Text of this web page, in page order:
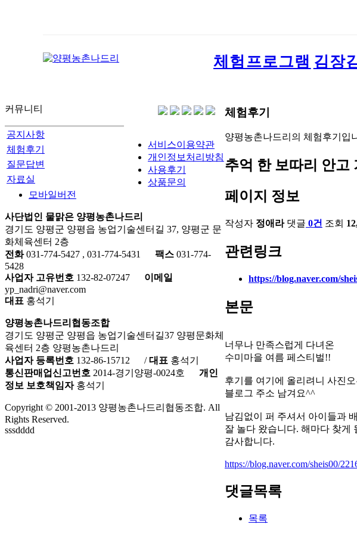
체험프로그램 김장
커뮤니티
공지사항
체험후기
질문답변
자료실
체험후기
양평농촌나드리의 체험후기입
추억 한 보따리 안
페이지 정보
작성자 정애라 댓글 0건 조회
관련링크
https://blog.naver.com/
본문
너무나 만족스럽게 다녀온
수미마을 여름 페스티벌!!
후기를 여기에 올리려니 사진
블로그 주소 남겨요^^
남김없이 퍼 주셔서 아이들과
잘 놀다 왔습니다. 해마다 찾게
감사합니다.
https://blog.naver.com/sheis00/
댓글목록
목록
서비스이용약관
개인정보처리방침
사용후기
상품문의
모바일버전
사단법인 물맑은 양평농촌나드리
경기도 양평군 양평읍 농업기술센터길 37, 양평군 문
화체육센터 2층
전화031-774-5427 , 031-774-5431 팩스 031-774-
5428
사업자 고유번호 132-82-07247
이메일
yp_nadri@naver.com
대표 홍석기
양평농촌나드리협동조합
경기도 양평군 양평읍 농업기술센터길37 양평문화체
육센터 2층 양평농촌나드리
사업자 등록번호 132-86-15712 /대표 홍석기
통신판매업신고번호 2014-경기양평-0024호
개인
정보 보호책임자홍석기
Copyright © 2001-2013 양평농촌나드리협동조합. All
Rights Reserved.
sssdddd